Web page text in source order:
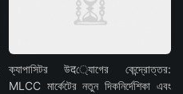
ক্যাপাসিটর উद্যোগের কেন্দ্রোত্তর:
MLCC মার্কেটের নতুন দিকনির্দেশিকা এবং